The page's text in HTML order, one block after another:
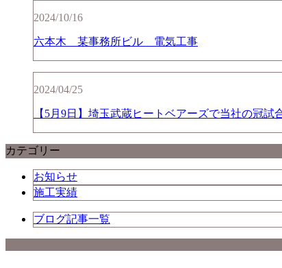
2024/10/16
六本木 某事務所ビル 電気工事
2024/04/25
【5月9日】埼玉武蔵ヒートベアーズで当社の冠試
カテゴリー
お知らせ
施工実績
ブログ記事一覧